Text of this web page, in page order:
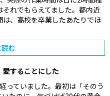
れでもらえてました。‍都内近
、高校を卒業したあたりでほ
む
愛することにした
っていました。最初は「そのう